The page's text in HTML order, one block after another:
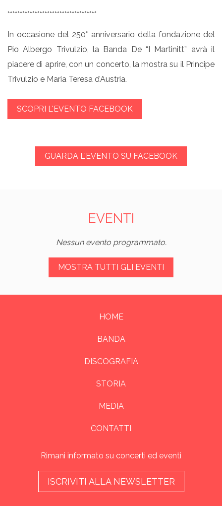
************************************
In occasione del 250° anniversario della fondazione del
Pio Albergo Trivulzio, la Banda De “I Martinitt” avrà il
piacere di aprire, con un concerto, la mostra su il Principe
Trivulzio e Maria Teresa d’Austria.
SCOPRI L'EVENTO FACEBOOK
GUARDA L'EVENTO SU FACEBOOK
EVENTI
Nessun evento programmato.
MOSTRA TUTTI GLI EVENTI
HOME
BANDA
DISCOGRAFIA
STORIA
MEDIA
CONTATTI
Rimani informato su concerti ed eventi
ISCRIVITI ALLA NEWSLETTER